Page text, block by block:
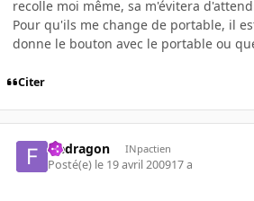
recolle moi même, sa m'évitera
Pour qu'ils me change de portable, il
donne le bouton avec le portable ou
Citer
fredragon INpactien
Posté(e) le 19 avril 200917 a